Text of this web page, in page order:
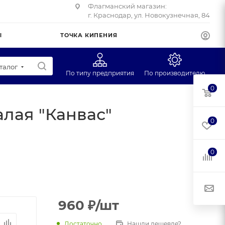
Флагманский магазин:
г. Краснодар, ул. Новокузнечная, 84
ТОЧКА КИПЕНИЯ
По типу предприятия
Учебные заведения
По производителю
INDOKOR
"Канвас"
960 ₽/шт
0
0
0